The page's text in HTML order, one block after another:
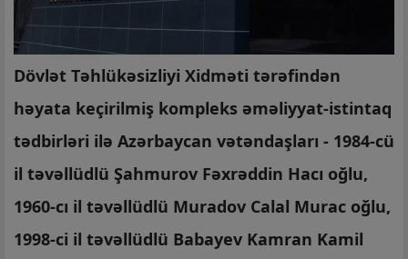
Dövlət Təhlükəsizliyi Xidməti tərəfindən
həyata keçirilmiş kompleks əməliyyat-istintaq
tədbirləri ilə Azərbaycan vətəndaşları - 1984-cü
il təvəllüdlü Şahmurov Fəxrəddin Hacı oğlu,
1960-cı il təvəllüdlü Muradov Calal Murac oğlu,
1998-ci il təvəllüdlü Babayev Kamran Kamil